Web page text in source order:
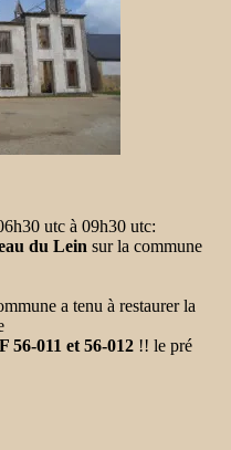
utc à 09h30 utc:
du Lein sur la commune
a tenu à restaurer la
56-011 et 56-012 !! le pré